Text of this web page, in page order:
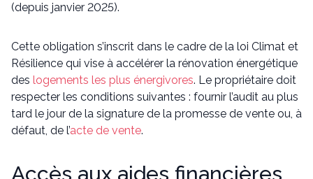
(depuis janvier 2025).
Cette obligation s’inscrit dans le cadre de la loi Climat et
Résilience qui vise à accélérer la rénovation énergétique
des logements les plus énergivores. Le propriétaire doit
respecter les conditions suivantes : fournir l’audit au plus
tard le jour de la signature de la promesse de vente ou, à
défaut, de l’acte de vente.
Accès aux aides financières